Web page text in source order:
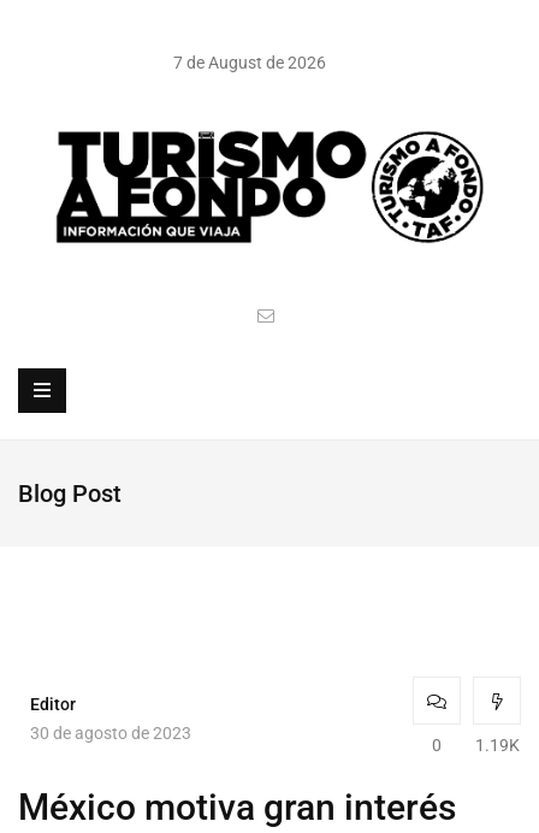
7 de August de 2026
Blog Post
Editor
30 de agosto de 2023
0 1.19K
México motiva gran interés